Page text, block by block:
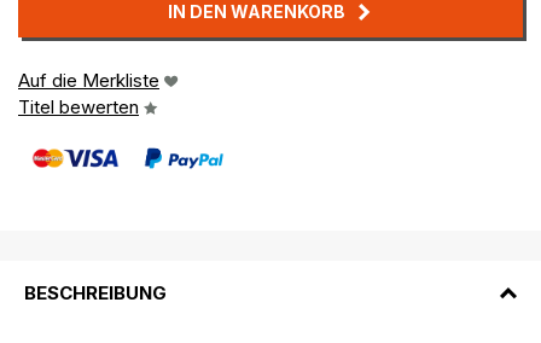
IN DEN WARENKORB
Auf die Merkliste
Titel bewerten
BESCHREIBUNG